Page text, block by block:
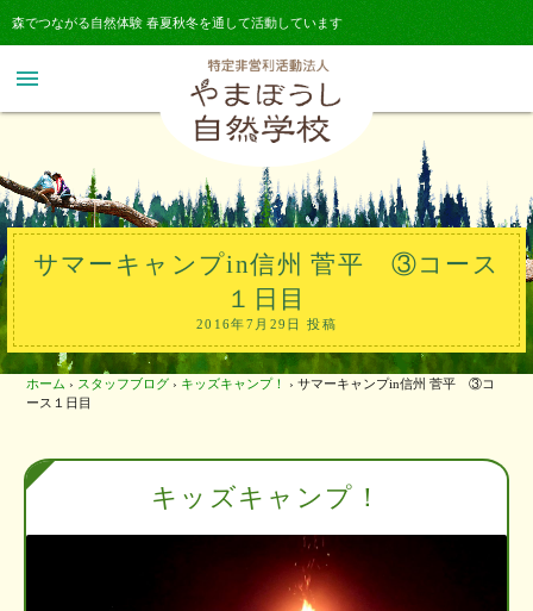
森でつながる自然体験 春夏秋冬を通して活動しています
menu
サマーキャンプin信州 菅平 ③コース
１日目
2016年7月29日 投稿
ホーム › スタッフブログ › キッズキャンプ！ › サマーキャンプin信州 菅平 ③コ
ース１日目
キッズキャンプ！